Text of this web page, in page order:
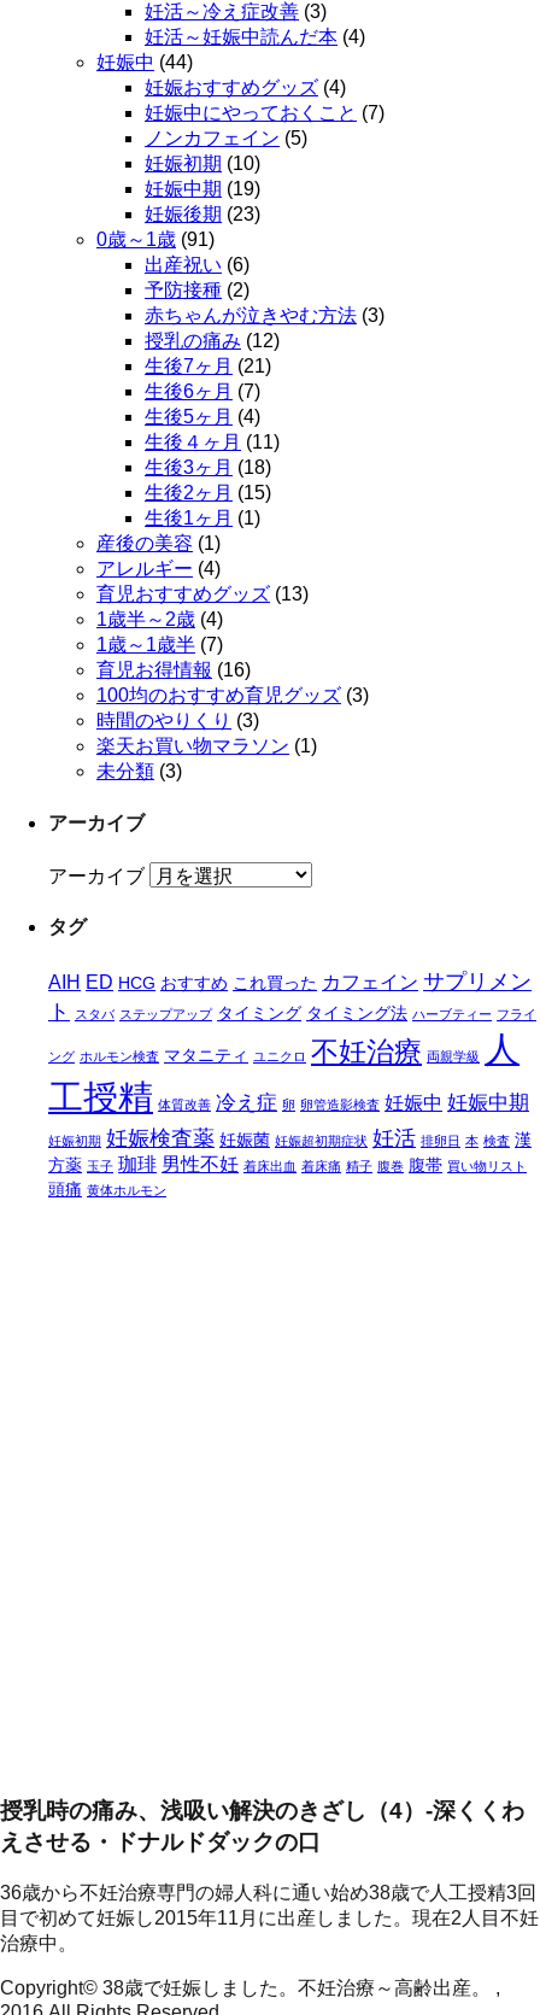
妊活～冷え症改善 (3)
妊活～妊娠中読んだ本 (4)
妊娠中 (44)
妊娠おすすめグッズ (4)
妊娠中にやっておくこと (7)
ノンカフェイン (5)
妊娠初期 (10)
妊娠中期 (19)
妊娠後期 (23)
0歳～1歳 (91)
出産祝い (6)
予防接種 (2)
赤ちゃんが泣きやむ方法 (3)
授乳の痛み (12)
生後7ヶ月 (21)
生後6ヶ月 (7)
生後5ヶ月 (4)
生後４ヶ月 (11)
生後3ヶ月 (18)
生後2ヶ月 (15)
生後1ヶ月 (1)
産後の美容 (1)
アレルギー (4)
育児おすすめグッズ (13)
1歳半～2歳 (4)
1歳～1歳半 (7)
育児お得情報 (16)
100均のおすすめ育児グッズ (3)
時間のやりくり (3)
楽天お買い物マラソン (1)
未分類 (3)
アーカイブ
アーカイブ
タグ
AIH ED HCG おすすめ これ買った カフェイン サプリメン
ト
スタバ ステップアップ タイミング タイミング法 ハーブティー フライ
ング ホルモン検査 マタニティ ユニクロ 不妊治療 両親学級
人
工授精 体質改善 冷え症 卵 卵管造影検査 妊娠中 妊娠中期
妊娠初期 妊娠検査薬 妊娠菌 妊娠超初期症状 妊活 排卵日 本 検査 漢
方薬 玉子 珈琲 男性不妊 着床出血 着床痛 精子 腹巻 腹帯 買い物リスト
頭痛 黄体ホルモン
授乳時の痛み、浅吸い解決のきざし（4）-深くくわ
えさせる・ドナルドダックの口
36歳から不妊治療専門の婦人科に通い始め38歳で人工授精3回
目で初めて妊娠し2015年11月に出産しました。現在2人目不妊
治療中。
Copyright© 38歳で妊娠しました。不妊治療～高齢出産。 ,